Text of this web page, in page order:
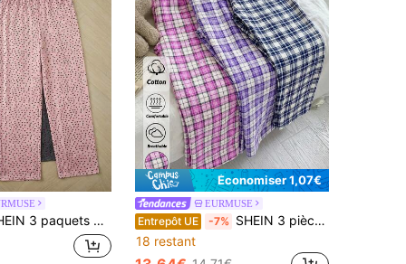
de pyjama à pois grande taille, bas de pyjama à taille élastique douce en menthe, charbon et rose, pantalons de détente légers, essentiels de vêtements d'intérieur décontractés
Économiser 1,07€
EURMUSE
Entrepôt UE -7% SHEIN 3 pièces Pantalon d'intérieur multicolore à carreaux grande taille, confort, décontracté, de détente, de sommeil, lot multipack
18 restant